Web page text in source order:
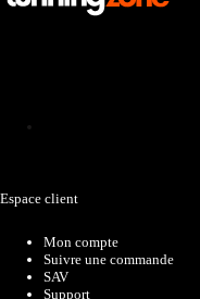
Espace client
Mon compte
Suivre une commande
SAV
Support